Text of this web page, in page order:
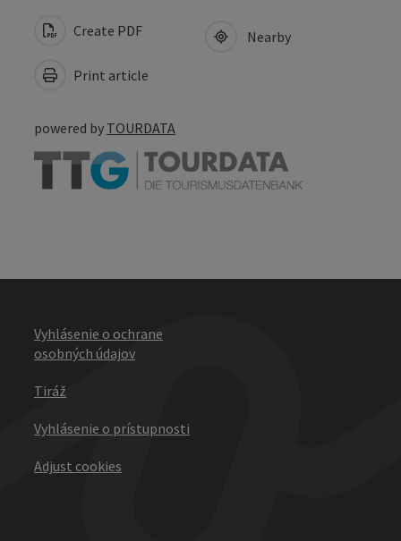
Create PDF
Print article
Nearby
powered by TOURDATA
Vyhlásenie o ochrane
osobných údajov
Tiráž
Vyhlásenie o prístupnosti
Adjust cookies